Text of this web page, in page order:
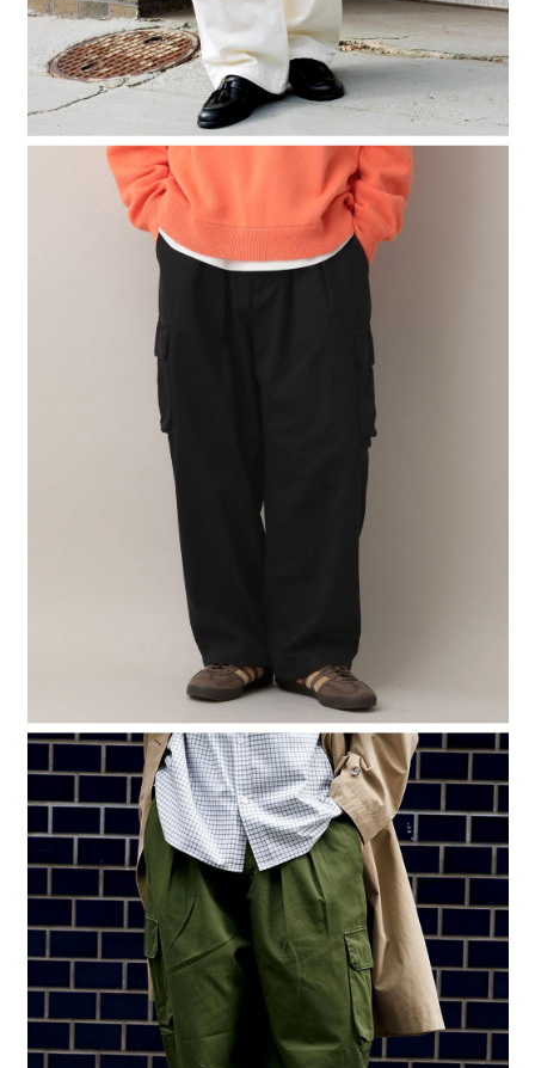
「AFTEE先享後付」，若未經同意申辦者引起之損失，本公司不負相關責
４．使用「AFTEE先享後付」時，將依據個別帳號之用戶狀況，依本公司即
時審查核予不同之上限額度；若仍有額度不足之情形，本公司將視審查結果
請求用戶進行身份認證。
５．嚴禁一人註冊多個帳號或使用他人資訊註冊。若發現惡意使用之情形，
恩沛科技股份有限公司將有權停止該用戶之使用額度並採取法律行動。